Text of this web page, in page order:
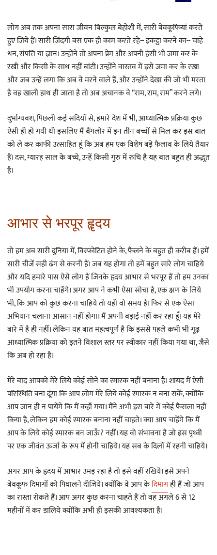
लोग अब तक अपना सारा जीवन बिल्कुल बेहोशी में, सारी बेवकूफियां करते
हुए जिये हैं। सारी जिंदगी बस एक ही काम करते रहे-- इकट्ठा करने का-- चाहे
धन, संपत्ति या ज्ञान। उन्होंने तो अपना प्रेम और अपनी हंसी भी जमा कर के
रखी और किसी के साथ नहीं बांटी। उन्होंने वास्तव में इसे जमा कर के रखा
और जब उन्हें लगा कि अब वे मरने वाले हैं, और उन्होंने देखा की जो भी मरता
है वह खाली हाथ ही जाता है तो अब अचानक वे “राम, राम, राम” करने लगे।
दुर्भाग्यवश, पिछली कई सदियों से, हमारे देश में भी, आध्यात्मिक प्रक्रिया कुछ
ऐसी ही हो गयी थी इसलिए मैं बैंगलोर में इन तीन बच्चों से मिल कर इस बात
को ले कर काफी उत्साहित हूं कि अब हम एक विशेष बड़े फैलाव के लिये तैयार
हैं। दस, ग्यारह साल के बच्चे, उन्हें किसी गुरु में रुचि है यह बात बहुत ही अद्भुत
है।
आभार से भरपूर हॄदय
तो हम अब सारी दुनिया में, विस्फोटित होने के, फैलने के बहुत ही करीब हैं। हमें
सारी चीजें सही ढंग से करनी हैं। जब यह होगा तो हमें बहुत सारे लोग चाहिये
और यदि हमारे पास ऐसे लोग हैं जिनके हृदय आभार से भरपूर हैं तो हम उनका
भी उपयोग करना चाहेंगे। अगर आप ने कभी ऐसा सोचा है, एक क्षण के लिये
भी, कि आप को कुछ करना चाहिये तो यही वो समय है। फिर से एक ऐसा
अभियान चलाना आसान नहीं होगा। मैं अपनी बड़ाई नहीं कर रहा हूँ। यह मेरे
बारे में है ही नहीं। लेकिन यह बात महत्वपूर्ण है कि इससे पहले कभी भी गूढ़
आध्यात्मिक प्रक्रिया को इतने विशाल स्तर पर स्वीकार नहीं किया गया था, जैसे
कि अब हो रहा है।
मेरे बाद आपको मेरे लिये कोई सोने का स्मारक नहीं बनाना है। शायद मैं ऐसी
परिस्थिति बना दूंगा कि आप लोग मेरे लिये कोई स्मारक न बना सकें, क्योंकि
आप जान ही न पायेंगे कि मैं कहाँ गया। मैंने अभी इस बारे में कोई फैसला नहीं
किया है, लेकिन हम कोई स्मारक बनाना नहीं चाहते। क्या आप चाहेंगे कि मैं
आप के लिये कोई स्मारक बन जाऊँ? नहीं। यह वो संभावना है जो इस पृथ्वी
पर एक जीवंत ऊर्जा के रूप में होनी चाहिये। यह सब के दिलों में रहनी चाहिये।
अगर आप के हृदय में आभार उमड़ रहा है तो इसे वहीं रखिये। इसे अपने
बेवकूफ दिमागों को पिघालने दीजिये। क्योंकि वे आप केदिमागही हैं जो आप
का रास्ता रोकते हैं। आप अगर कुछ करना चाहते हैं तो वह अगले 6 से 12
महीनों में कर डालिये क्योंकि अभी ही इसकी आवश्यकता है।